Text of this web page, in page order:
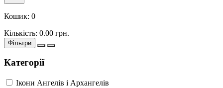
Кошик: 0
Кількість: 0.00 грн.
Фільтри
Категорії
Ікони Ангелів і Архангелів